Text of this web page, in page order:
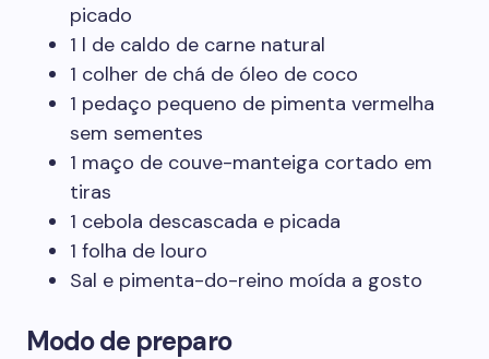
picado
1 l de caldo de carne natural
1 colher de chá de óleo de coco
1 pedaço pequeno de pimenta vermelha
sem sementes
1 maço de couve-manteiga cortado em
tiras
1 cebola descascada e picada
1 folha de louro
Sal e pimenta-do-reino moída a gosto
Modo de preparo